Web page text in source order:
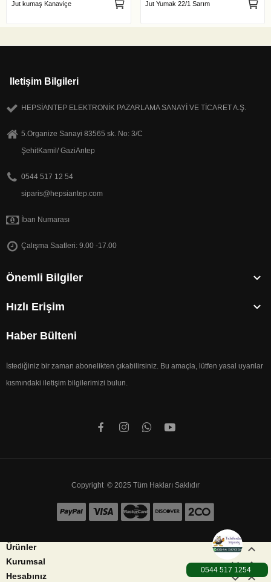
Jut kumaş Kanaviçe Jut Yumak 22/1 Sarım
Iletişim Bilgileri
HEPSİANTEP ELEKTRONİK PAZARLAMA SANAYİ VE TİCARET A.Ş.
5.Organize Sanayi 83565 sk. No: 3/C
ŞehitKamil/ GaziAntep
0544 517 12 54
siparis@hepsiantep.com
İban Numarası
Çalışma Saatleri: 9.00 -17.00
Önemli Bilgiler 
Hızlı Erişim 
Haber Bülteni
İstediğiniz bir zaman abonelikten çıkabilirsiniz. Bu amaçla, lütfen yasal uyarılar
kısmındaki iletişim bilgilerimizi bulun.
Copyright © 2025 Tüm Hakları Saklıdır
Ürünler  
Kurumsal 
Hesabınız 
0544 517 1254
1000TL üzeri